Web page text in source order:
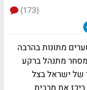
(173)
מתונות בהרבה
מתנהל ברקע
של ישראל בצל